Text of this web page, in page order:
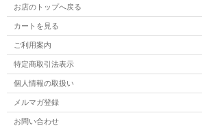
お店のトップへ戻る
カートを見る
ご利用案内
特定商取引法表示
個人情報の取扱い
メルマガ登録
お問い合わせ